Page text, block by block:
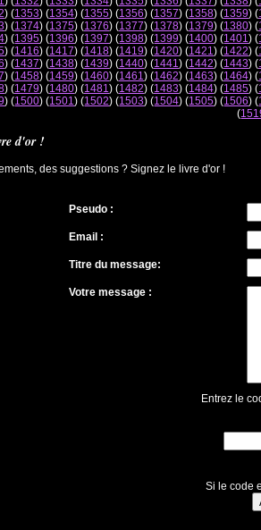
) (1353) (1354) (1355) (1356) (1357) (1358) (1359) (
) (1374) (1375) (1376) (1377) (1378) (1379) (1380) (
) (1395) (1396) (1397) (1398) (1399) (1400) (1401) (
) (1416) (1417) (1418) (1419) (1420) (1421) (1422) (
) (1437) (1438) (1439) (1440) (1441) (1442) (1443) (
) (1458) (1459) (1460) (1461) (1462) (1463) (1464) (
) (1479) (1480) (1481) (1482) (1483) (1484) (1485) (
) (1500) (1501) (1502) (1503) (1504) (1505) (1506) (
(
d'or !
des suggestions ? Signez le livre d'or !
Pseudo :
Email :
Titre du message:
Votre message :
Entrez le
Si le code